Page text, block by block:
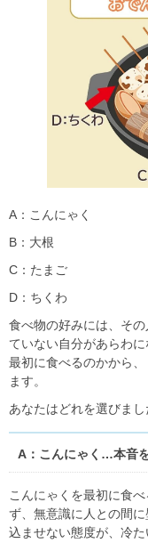
A：こんにゃく
B：大根
C：たまご
D：ちくわ
食べ物の好みには、そ
ていない自分があらわ
最初に食べるのかから
ます。
あなたはどれを選びま
A：こんにゃく…本音
こんにゃくを最初に食
ず、無意識に人との間
込ませない態度が、冷た